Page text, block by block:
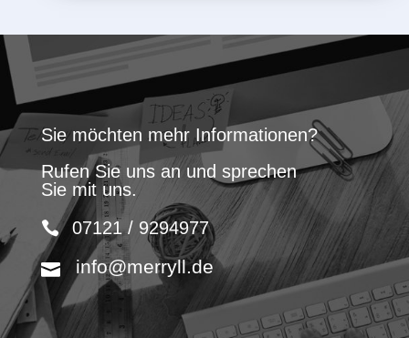
Sie möchten mehr Informationen?
Rufen Sie uns an und sprechen
Sie mit uns.
07121 / 9294977
info@merryll.de